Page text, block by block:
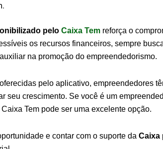
pelo Caixa Tem reforça o
os recursos financeiros, sempre
na promoção do empreendedorismo.
pelo aplicativo, empreendedores
seu crescimento. Se você é um
Tem pode ser uma excelente opção.
e contar com o suporte da Caixa